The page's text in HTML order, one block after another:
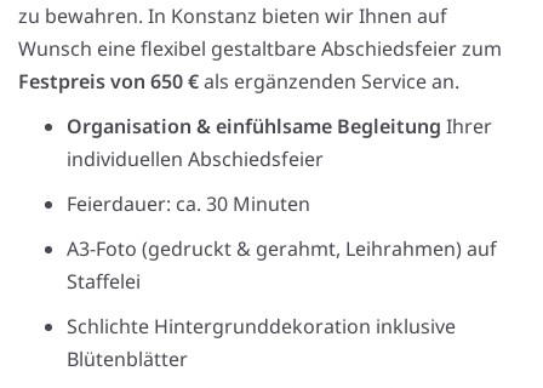
zu bewahren. In Konstanz bieten wir Ihnen auf
Wunsch eine flexibel gestaltbare Abschiedsfeier zum
Festpreis von 650 €als ergänzenden Service an.
Organisation & einfühlsame Begleitung Ihrer
individuellen Abschiedsfeier
Feierdauer: ca. 30 Minuten
A3-Foto (gedruckt & gerahmt, Leihrahmen) auf
Staffelei
Schlichte Hintergrunddekoration inklusive
Blütenblätter